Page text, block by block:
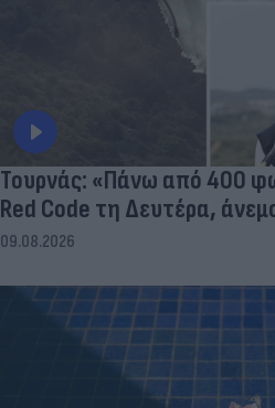
Τουρνάς: «Πάνω από 400
Red Code τη Δευτέρα,
09.08.2026